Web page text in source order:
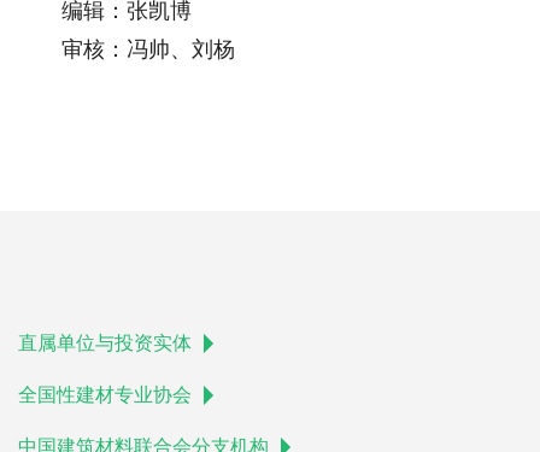
编辑：张凯博
审核：冯帅、刘杨
直属单位与投资实体
全国性建材专业协会
中国建筑材料联合会分支机构